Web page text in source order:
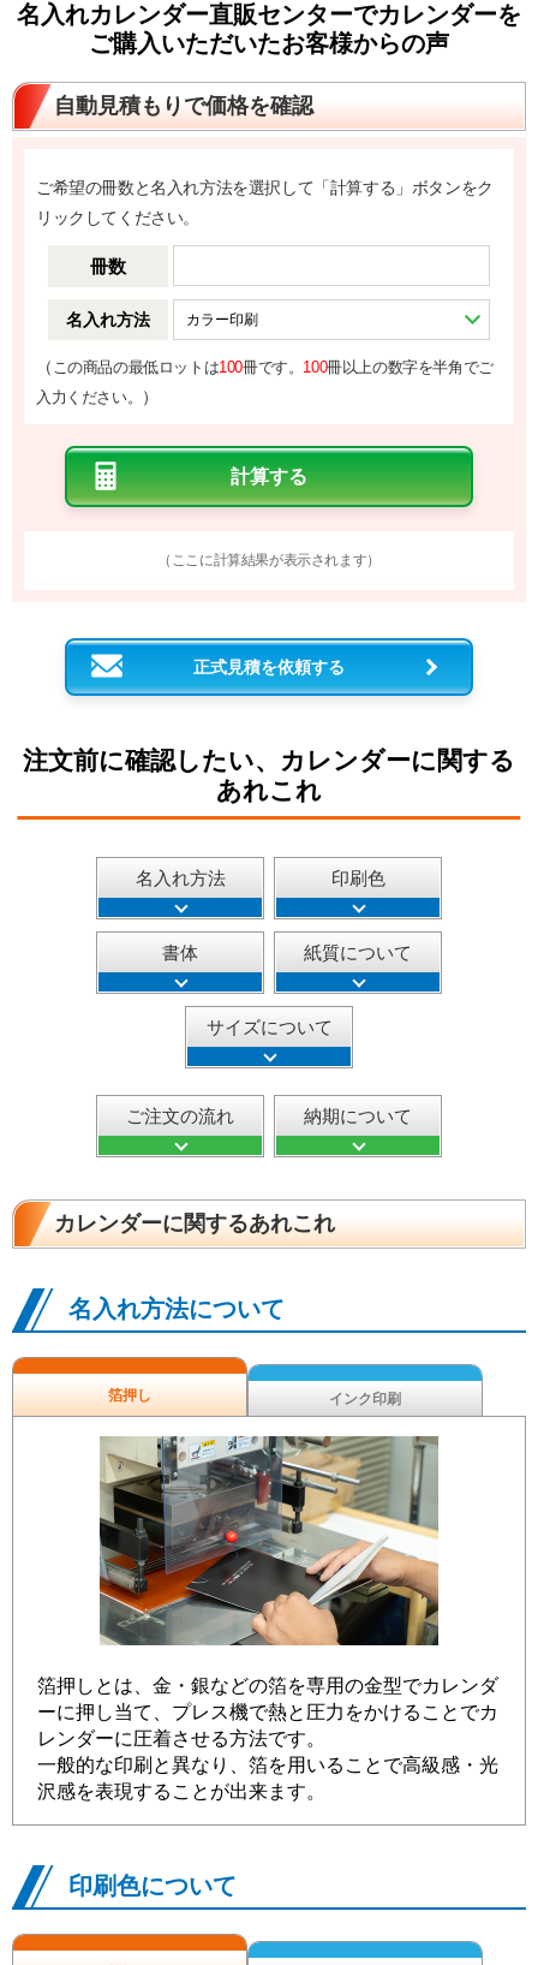
名入れカレンダー直販センターでカレンダーを
ご購入いただいたお客様からの声
自動見積もりで価格を確認
ご希望の冊数と名入れ方法を選択して「計算する」ボタンをク
リックしてください。
冊数
名入れ方法
（ この商品の最低ロットは100冊です。 100冊以上の数字を半角でご
入力ください。
）
（ここに計算結果が表示されます）
正式見積を依頼する
注文前に確認したい、カレンダーに関する
あれこれ
名入れ方法 印刷色
書体 紙質について
サイズについて
ご注文の流れ 納期について
カレンダーに関するあれこれ
名入れ方法について
箔押し インク印刷
箔押しとは、金・銀などの箔を専用の金型でカレンダ
ーに押し当て、プレス機で熱と圧力をかけることでカ
レンダーに圧着させる方法です。
一般的な印刷と異なり、箔を用いることで高級感・光
沢感を表現することが出来ます。
印刷色について